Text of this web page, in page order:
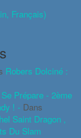
Français)
Robers Dolciné :
Prépare - 2ème
! - Dans
Saint Dragon ,
Du Slam